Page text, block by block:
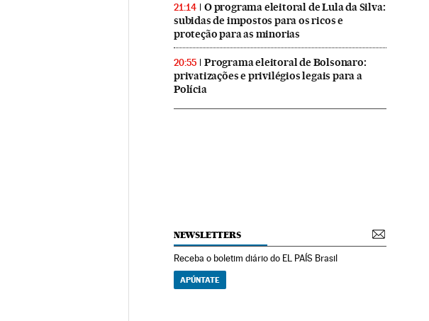
21:14
O programa eleitoral de Lula da Silva:
subidas de impostos para os ricos e
proteção para as minorias
20:55
Programa eleitoral de Bolsonaro:
privatizações e privilégios legais para a
Polícia
NEWSLETTERS
Receba o boletim diário do EL PAÍS Brasil
APÚNTATE